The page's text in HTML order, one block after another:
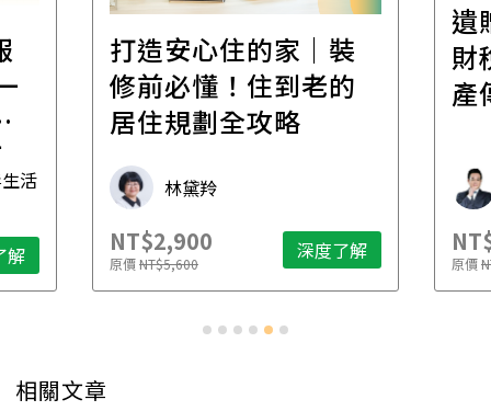
活
解
打造安心住的家｜裝
修前必懂！住到老的
居住規劃全攻略
林黛羚
NT$2,900
原價NT$5,600 深度了解
遺
財
產
原價
相關文章